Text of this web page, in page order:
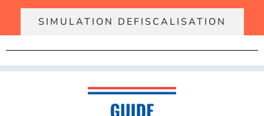
SIMULATION DEFISCALISATION